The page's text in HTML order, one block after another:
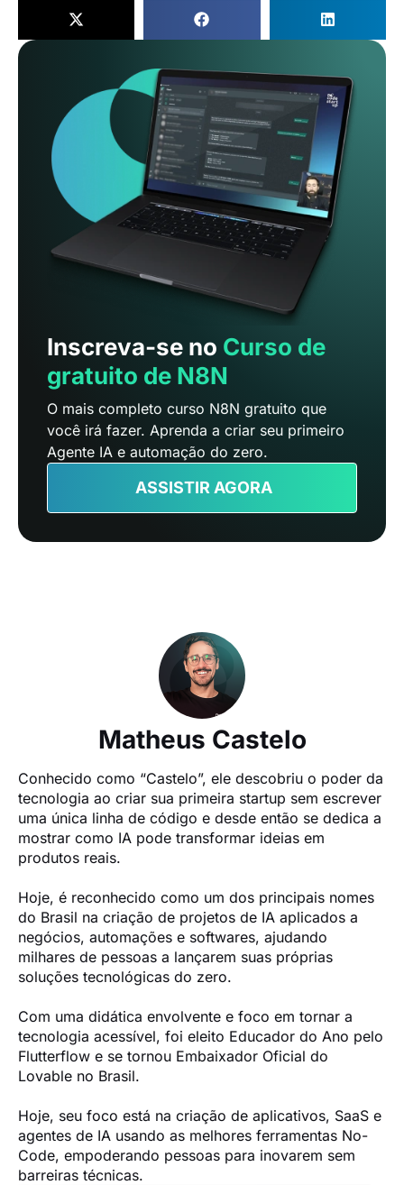
Inscreva-se no Curso de
gratuito de N8N
O mais completo curso N8N gratuito que
você irá fazer. Aprenda a criar seu primeiro
Agente IA e automação do zero.
ASSISTIR AGORA
Matheus Castelo
Conhecido como “Castelo”, ele descobriu o poder da
tecnologia ao criar sua primeira startup sem escrever
uma única linha de código e desde então se dedica a
mostrar como IA pode transformar ideias em
produtos reais.
Hoje, é reconhecido como um dos principais nomes
do Brasil na criação de projetos de IA aplicados a
negócios, automações e softwares, ajudando
milhares de pessoas a lançarem suas próprias
soluções tecnológicas do zero.
Com uma didática envolvente e foco em tornar a
tecnologia acessível, foi eleito Educador do Ano pelo
Flutterflow e se tornou Embaixador Oficial do
Lovable no Brasil.
Hoje, seu foco está na criação de aplicativos, SaaS e
agentes de IA usando as melhores ferramentas No-
Code, empoderando pessoas para inovarem sem
barreiras técnicas.